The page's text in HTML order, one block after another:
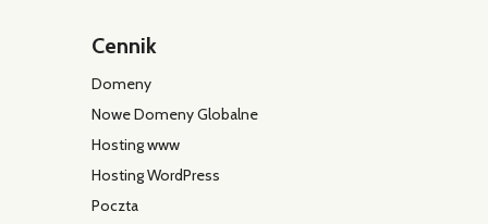
Cennik
Domeny
Nowe Domeny Globalne
Hosting www
Hosting WordPress
Poczta